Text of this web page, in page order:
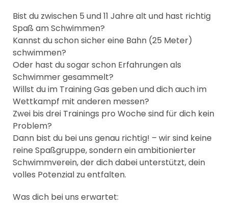
Bist du zwischen 5 und 11 Jahre alt und hast richtig
Spaß am Schwimmen?
Kannst du schon sicher eine Bahn (25 Meter)
schwimmen?
Oder hast du sogar schon Erfahrungen als
Schwimmer gesammelt?
Willst du im Training Gas geben und dich auch im
Wettkampf mit anderen messen?
Zwei bis drei Trainings pro Woche sind für dich kein
Problem?
Dann bist du bei uns genau richtig! – wir sind keine
reine Spaßgruppe, sondern ein ambitionierter
Schwimmverein, der dich dabei unterstützt, dein
volles Potenzial zu entfalten.
Was dich bei uns erwartet: